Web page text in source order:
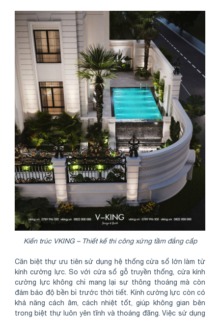
Kiến trúc VKING – Thiết kế thi công xứng tầm đẳng cấp
Căn biệt thự ưu tiên sử dụng hệ thống cửa sổ lớn làm từ
kính cường lực. So với cửa sổ gỗ truyền thống, cửa kính
cường lực không chỉ mang lại sự thông thoáng mà còn
đảm bảo độ bền bỉ trước thời tiết. Kính cường lực còn có
khả năng cách âm, cách nhiệt tốt, giúp không gian bên
trong biệt thự luôn yên tĩnh và thoáng đãng. Việc sử dụng